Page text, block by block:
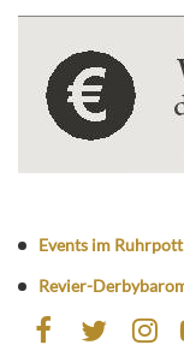
Events im
Revier-